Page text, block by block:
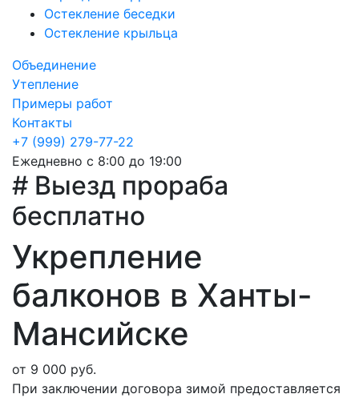
Остекление беседки
Остекление крыльца
Объединение
Утепление
Примеры работ
Контакты
+7 (999) 279-77-22
Ежедневно с 8:00 до 19:00
# Выезд прораба
бесплатно
Укрепление
балконов в Ханты-
Мансийске
от 9 000 руб.
При заключении договора зимой предоставляется